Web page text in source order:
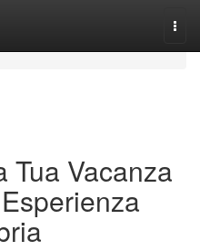
Tua Vacanza